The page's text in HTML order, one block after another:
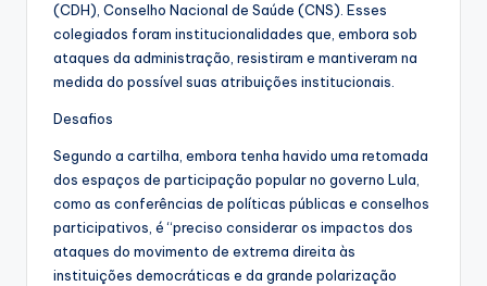
(CDH), Conselho Nacional de Saúde (CNS). Esses
colegiados foram institucionalidades que, embora sob
ataques da administração, resistiram e mantiveram na
medida do possível suas atribuições institucionais.
Desafios
Segundo a cartilha, embora tenha havido uma retomada
dos espaços de participação popular no governo Lula,
como as conferências de políticas públicas e conselhos
participativos, é “preciso considerar os impactos dos
ataques do movimento de extrema direita às
instituições democráticas e da grande polarização